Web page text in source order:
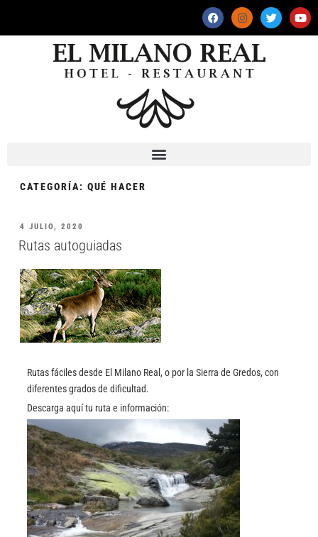
CATEGORÍA: QUÉ HACER
4 JULIO, 2020
Rutas autoguiadas
Rutas fáciles desde El Milano Real, o por la Sierra de Gredos, con
diferentes grados de dificultad.
Descarga aquí tu ruta e información: